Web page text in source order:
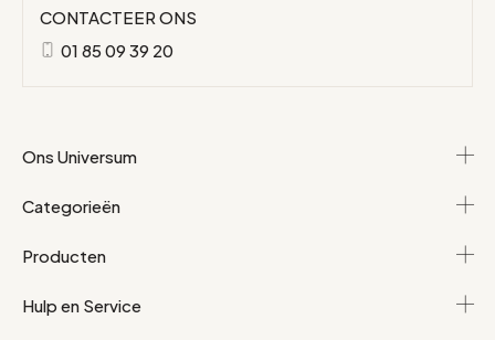
CONTACTEER ONS
01 85 09 39 20
Ons Universum
Categorieën
Producten
Hulp en Service